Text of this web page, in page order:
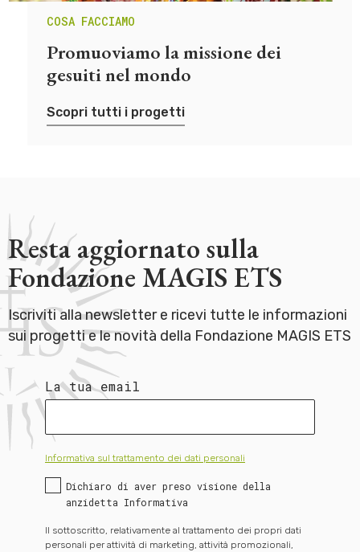
COSA FACCIAMO
Promuoviamo la missione dei
gesuiti nel mondo
Scopri tutti i progetti
Resta aggiornato sulla
Fondazione MAGIS ETS
Iscriviti alla newsletter e ricevi tutte le informazioni
sui progetti e le novità della Fondazione MAGIS ETS
La tua email
Informativa sul trattamento dei dati personali
Dichiaro di aver preso visione della
anzidetta Informativa
Il sottoscritto, relativamente al trattamento dei propri dati
personali per attività di marketing, attività promozionali,